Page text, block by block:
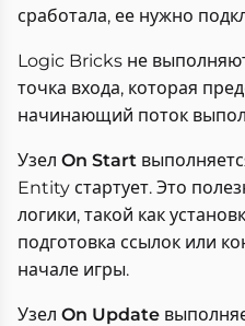
сработала, ее нужно
Logic Bricks не
точка входа, которая
начинающий поток
Узел On Start
Entity стартует. Это
логики, такой как
подготовка ссылок или
начале игры.
Узел On Update